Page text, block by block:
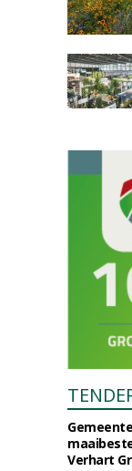
Verhart